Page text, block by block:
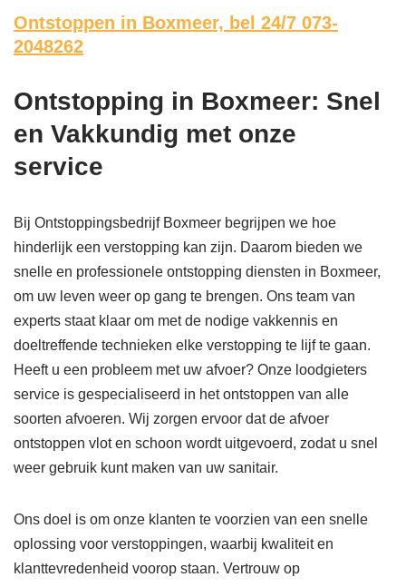
Ontstoppen in Boxmeer, bel 24/7 073-
2048262
Ontstopping in Boxmeer: Snel
en Vakkundig met onze
service
Bij Ontstoppingsbedrijf Boxmeer begrijpen we hoe
hinderlijk een verstopping kan zijn. Daarom bieden we
snelle en professionele ontstopping diensten in Boxmeer,
om uw leven weer op gang te brengen. Ons team van
experts staat klaar om met de nodige vakkennis en
doeltreffende technieken elke verstopping te lijf te gaan.
Heeft u een probleem met uw afvoer? Onze loodgieters
service is gespecialiseerd in het ontstoppen van alle
soorten afvoeren. Wij zorgen ervoor dat de afvoer
ontstoppen vlot en schoon wordt uitgevoerd, zodat u snel
weer gebruik kunt maken van uw sanitair.
Ons doel is om onze klanten te voorzien van een snelle
oplossing voor verstoppingen, waarbij kwaliteit en
klanttevredenheid voorop staan. Vertrouw op